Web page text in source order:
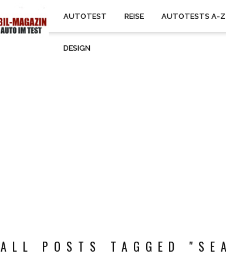
AUTOTEST REISE AUTOTESTS A-Z
DESIGN
ALL POSTS TAGGED